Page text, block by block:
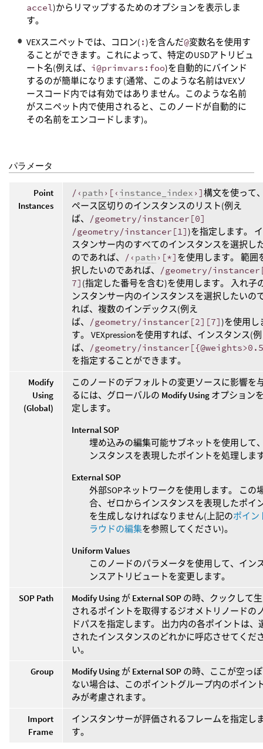
accel)からリマップするためのオプションを表示しま
す。
VEXスニペットでは、コロン( :)を含んだ@変数名を使用す
ることができます。これによって、特定のUSDアトリビュ
ート名(例えば、 i@primvars:foo)を自動的にバインド
するのが簡単になります(通常、このような名前はVEXソ
ースコード内では有効ではありません。このような名前
がスニペット内で使用されると、このノードが自動的に
その名前をエンコードします)。
パラメータ
Point
Instances
/‹ path ›[‹ instance_index ›]構文を使って
ペース区切りのインスタンスのリスト(例え
ば、
/geometry/instancer[0]
/geometry/instancer[1])を指定します。
スタンサー内のすべてのインスタンスを選択し
のであれば、
/‹ path ›[*] を使用します。 範囲
択したいのであれば、
/geometry/
7] (指定した番号を含む)を使用します。 入れ子
ンスタンサー内のインスタンスを選択したいの
れば、複数のインデックス(例え
ば、
/geometry/instancer[2][7])を使用し
す。 VEXpressionを使用すれば、インスタンス(
ば、
/geometry/
を指定することができます。
Modify
Using
(Global)
このノードのデフォルトの変更ソースに影響を
るには、グローバルの Modify Using オプション
定します。
Internal SOP
埋め込みの編集可能サブネットを使用して
ンスタンスを表現したポイントを処理しま
External SOP
外部SOPネットワークを使用します。 この
合、ゼロからインスタンスを表現したポイ
を生成しなければなりません(上記のポイン
ラウドの編集を参照してください)。
Uniform Values
このノードのパラメータを使用して、イン
ンスアトリビュートを変更します。
SOP Path
Modify Using が External SOP の時、クックして
されるポイントを取得するジオメトリノードの
ドパスを指定します。 出力内の各ポイントは、
されたインスタンスのどれかに呼応させてくだ
い。
Group
Modify Using が External SOP の時、ここが空っ
ない場合は、このポイントグループ内のポイン
みが考慮されます。
Import
Frame
インスタンサーが評価されるフレームを指定し
す。